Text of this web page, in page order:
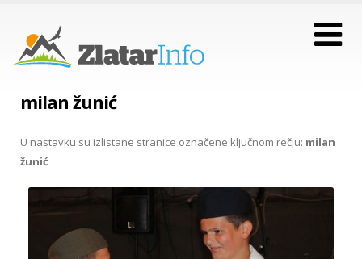
milan žunić
U nastavku su izlistane stranice označene ključnom rečju: milan
žunić